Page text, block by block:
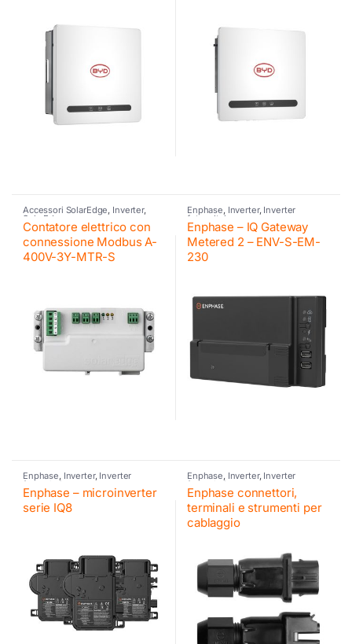
Accessori SolarEdge, Inverter,
SolarEdge
Contatore elettrico con
connessione Modbus A-
400V-3Y-MTR-S
Enphase, Inverter, Inverter
fotovoltaico
Enphase – IQ Gateway
Metered 2 – ENV-S-EM-
230
Enphase, Inverter, Inverter
fotovoltaico
Enphase – microinverter
serie IQ8
Enphase, Inverter, Inverter
fotovoltaico
Enphase connettori,
terminali e strumenti per
cablaggio